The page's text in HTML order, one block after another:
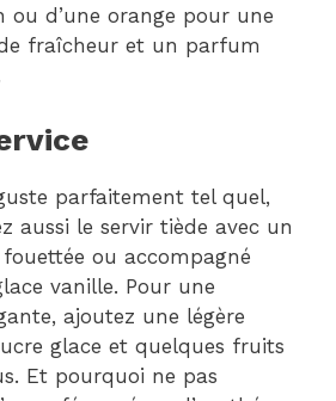
ou d’une orange pour une
fraîcheur et un parfum
parfaitement tel quel,
aussi le servir tiède avec un
ou accompagné
vanille. Pour une
ajoutez une légère
glace et quelques fruits
Et pourquoi ne pas